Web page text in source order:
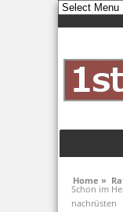
Home »
Schon im
nachrüsten